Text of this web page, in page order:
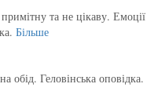
та не цікаву. Емоції
Більше
обід. Геловінська оповідка.